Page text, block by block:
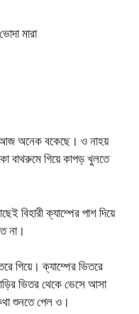
মারা
অনেক বকেছে। ও নাহয়
বাথরুমে গিয়ে কাপড় খুলতে
বিহারী ক্যাম্পের পাশ দিয়ে
না।
গিয়ে। ক্যাম্পের ভিতরে
ভিতর থেকে ভেসে আসা
শুনতে পেল ও।